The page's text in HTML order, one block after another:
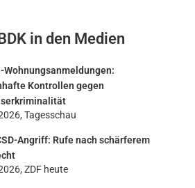
in den Medien
Wohnungsanmeldungen:
Kontrollen gegen
Tagesschau
Angriff: Rufe nach schärferem
ZDF heute